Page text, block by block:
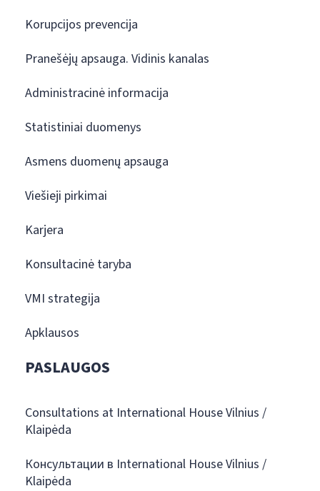
Korupcijos prevencija
Pranešėjų apsauga. Vidinis kanalas
Administracinė informacija
Statistiniai duomenys
Asmens duomenų apsauga
Viešieji pirkimai
Karjera
Konsultacinė taryba
VMI strategija
Apklausos
PASLAUGOS
Consultations at International House Vilnius /
Klaipėda
Консультации в International House Vilnius /
Klaipėda